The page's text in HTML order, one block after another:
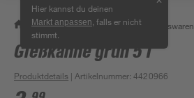
Hier kannst du deinen
Markt anpassen , falls er nicht
stimmt.
/ Wohnen & Haushalt / Haushaltswaren
Gießkanne grün 5 l
Produktdetails | Artikelnummer:4420966